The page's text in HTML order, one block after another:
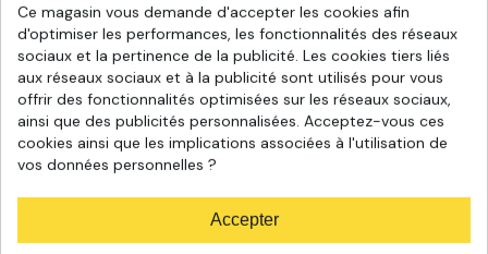
Ce raccord Quick-Clickpermet de relier le tuyau
d'arrosage Ø1/2" (12 mm) au nez de robinet.
Conçu dans desmatériaux inoxydables, il résiste aux
chocs, aux effets du temps et du soleil et est équipé d'un
ressort interne breveté par la marquereconnu pour sa
durabilité.
Il résiste très bien à la pression et
Ce magasin vous demande d'accepter les cookies afin
d'optimiser les performances, les fonctionnalités des réseaux
sociaux et la pertinence de la publicité. Les cookies tiers liés
aux réseaux sociaux et à la publicité sont utilisés pour vous
offrir des fonctionnalités optimisées sur les réseaux sociaux,
ainsi que des publicités personnalisées. Acceptez-vous ces
cookies ainsi que les implications associées à l'utilisation de
vos données personnelles ?
Accepter